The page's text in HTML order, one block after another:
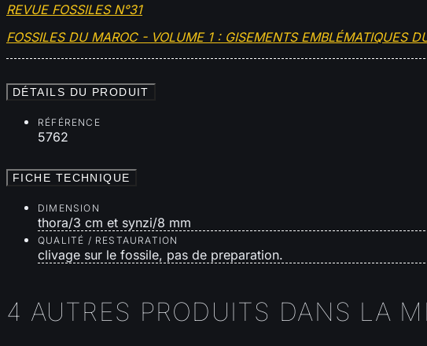
REVUE FOSSILES N°31
FOSSILES DU MAROC - VOLUME 1 : GISEMENTS EMBLÉMATIQUES
DÉTAILS DU PRODUIT
RÉFÉRENCE
5762
FICHE TECHNIQUE
DIMENSION
thora/3 cm et synzi/8 mm
QUALITÉ / RESTAURATION
clivage sur le fossile, pas de preparation.
4 AUTRES PRODUITS DANS LA